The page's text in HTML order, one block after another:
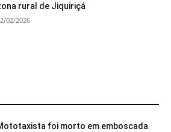
rural de Jiquiriçá
02/2026
foi morto em emboscada